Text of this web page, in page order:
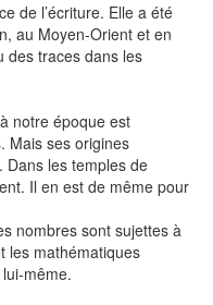
de l’écriture. Elle a été
au Moyen-Orient et en
des traces dans les
notre époque est
Mais ses origines
Dans les temples de
Il en est de même pour
nombres sont sujettes à
les mathématiques
même.